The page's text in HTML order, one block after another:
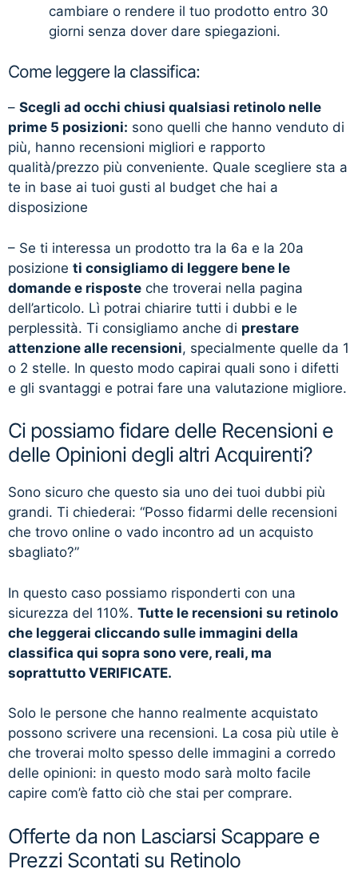
cambiare o rendere il tuo prodotto entro 30
giorni senza dover dare spiegazioni.
Come leggere la classifica:
– Scegli ad occhi chiusi qualsiasi retinolo nelle
prime 5 posizioni: sono quelli che hanno venduto di
più, hanno recensioni migliori e rapporto
qualità/prezzo più conveniente. Quale scegliere sta a
te in base ai tuoi gusti al budget che hai a
disposizione
– Se ti interessa un prodotto tra la 6a e la 20a
posizione ti consigliamo di leggere bene le
domande e risposte che troverai nella pagina
dell’articolo. Lì potrai chiarire tutti i dubbi e le
perplessità. Ti consigliamo anche di prestare
attenzione alle recensioni, specialmente quelle da 1
o 2 stelle. In questo modo capirai quali sono i difetti
e gli svantaggi e potrai fare una valutazione migliore.
Ci possiamo fidare delle Recensioni e
delle Opinioni degli altri Acquirenti?
Sono sicuro che questo sia uno dei tuoi dubbi più
grandi. Ti chiederai: “Posso fidarmi delle recensioni
che trovo online o vado incontro ad un acquisto
sbagliato?”
In questo caso possiamo risponderti con una
sicurezza del 110%. Tutte le recensioni su retinolo
che leggerai cliccando sulle immagini della
classifica qui sopra sono vere, reali, ma
soprattutto VERIFICATE.
Solo le persone che hanno realmente acquistato
possono scrivere una recensioni. La cosa più utile è
che troverai molto spesso delle immagini a corredo
delle opinioni: in questo modo sarà molto facile
capire com’è fatto ciò che stai per comprare.
Offerte da non Lasciarsi Scappare e
Prezzi Scontati su Retinolo